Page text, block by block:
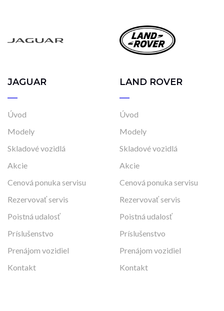
Cena
21 290 €
Stav
Na ceste
Skladom
Vo výrobe
Vo výrobe, s možnosťou meniť konfiguráciu
JAGUAR
Úvod
Modely
Skladové vozidlá
Akcie
Cenová ponuka servisu
Rezervovať servis
Poistná udalosť
Príslušenstvo
Prenájom vozidiel
Kontakt
LAND ROVER
Úvod
Modely
Skladové vozidlá
Akcie
Cenová ponuka servisu
Rezervovať servis
Poistná udalosť
Príslušenstvo
Prenájom vozidiel
Kontakt